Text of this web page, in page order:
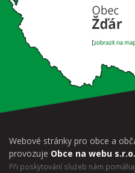
Webové stránky pro obce a
provozuje Obce na webu s.r.o.
Při poskytování služeb nám